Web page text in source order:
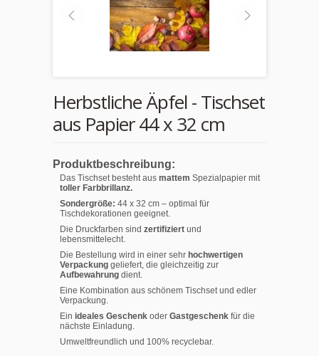
Herbstliche Äpfel - Tischset
aus Papier 44 x 32 cm
Produktbeschreibung:
Das Tischset besteht aus mattem Spezialpapier mit
toller Farbbrillanz.
Sondergröße: 44 x 32 cm – optimal für
Tischdekorationen geeignet.
Die Druckfarben sind zertifiziert und
lebensmittelecht.
Die Bestellung wird in einer sehr hochwertigen
Verpackung geliefert, die gleichzeitig zur
Aufbewahrung dient.
Eine Kombination aus schönem Tischset und edler
Verpackung.
Ein ideales Geschenk oder Gastgeschenk für die
nächste Einladung.
Umweltfreundlich und 100% recyclebar.